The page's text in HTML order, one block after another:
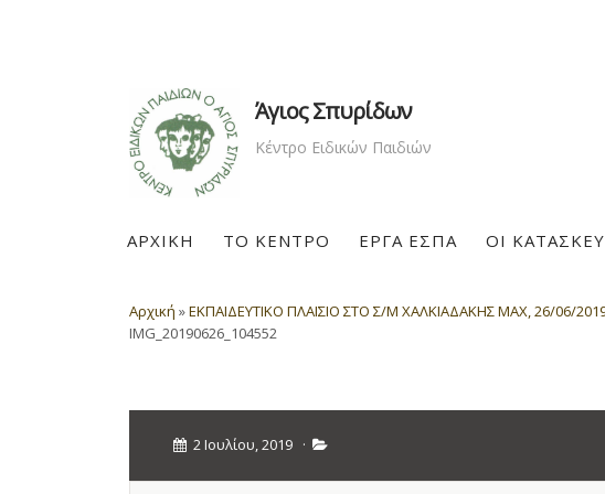
Άγιος Σπυρίδων
Κέντρο Ειδικών Παιδιών
ΑΡΧΙΚΗ ΤΟ ΚΕΝΤΡΟ ΕΡΓΑ ΕΣΠΑ ΟΙ
Αρχική »ΕΚΠΑΙΔΕΥΤΙΚΟ ΠΛΑΙΣΙΟ ΣΤΟ Σ/Μ ΧΑΛΚΙΑΔΑΚΗΣ MAX, 26/06/
IMG_20190626_104552
2 Ιουλίου, 2019 ·